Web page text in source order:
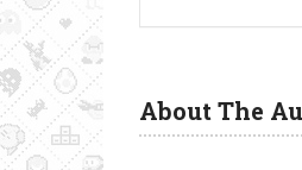
About The